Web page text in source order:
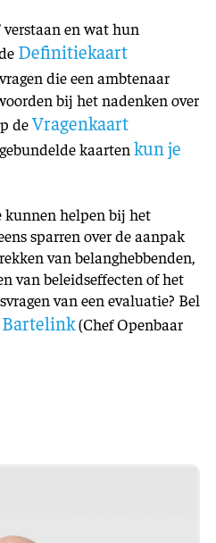
verstaan en wat hun
Definitiekaart
die een ambtenaar
bij het nadenken over
deVragenkaart
kaarten kun je
kunnen helpen bij het
sparren over de aanpak
van belanghebbenden,
van beleidseffecten of het
van een evaluatie? Bel
(Chef Openbaar